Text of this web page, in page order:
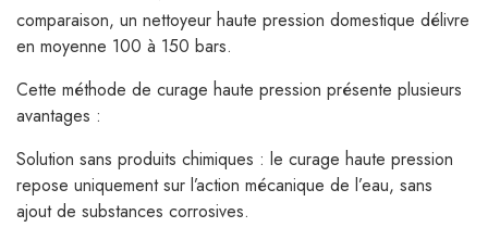
comparaison, un nettoyeur haute pression domestique délivre
en moyenne 100 à 150 bars.
Cette méthode de curage haute pression présente plusieurs
avantages :
Solution sans produits chimiques : le curage haute pression
repose uniquement sur l’action mécanique de l’eau, sans
ajout de substances corrosives.